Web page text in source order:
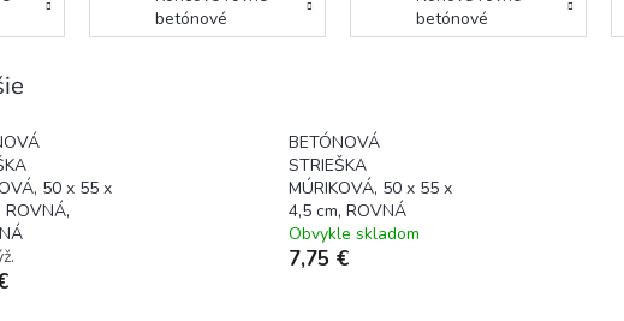
betónové
striešky
betónové
striešky
50 x 55 x
ROVNÁ,
BETÓNOVÁ
STRIEŠKA
MÚRIKOVÁ, 50 x 55 x
4,5 cm, ROVNÁ
Obvykle skladom
7,75 €